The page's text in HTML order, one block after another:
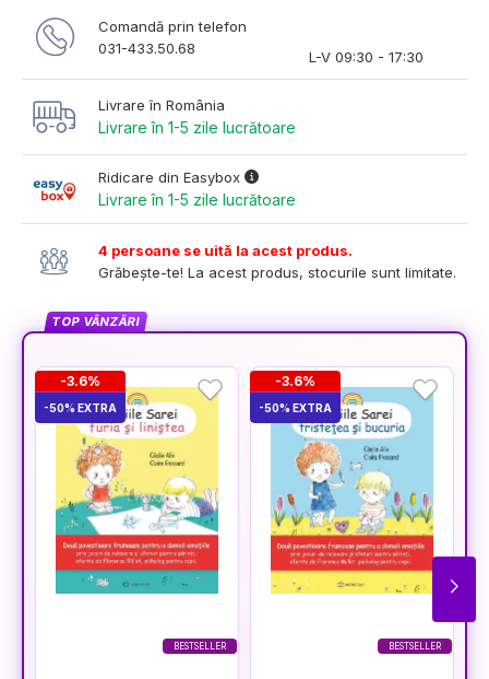
Comandă prin telefon
031-433.50.68
L-V 09:30 - 17:30
Livrare în România
Livrare în 1-5 zile lucrătoare
Ridicare din Easybox
Livrare în 1-5 zile lucrătoare
4 persoane se uită la acest produs.
Grăbește-te! La acest produs, stocurile sunt limitate.
TOP VÂNZĂRI
BESTSELLER
-3.6%
-50% EXTRA
BESTSELLER
-3.6%
-50% EXTRA